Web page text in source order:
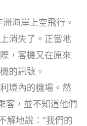
海岸上空飛行。
消失了。正當地
，客機又在原來
的訊號。
境內的機場。然
客，並不知道他們
解地說：”我們的